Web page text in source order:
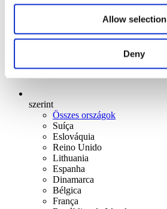
Allow selection
Deny
szerint
Összes országok
Suíça
Eslováquia
Reino Unido
Lithuania
Espanha
Dinamarca
Bélgica
França